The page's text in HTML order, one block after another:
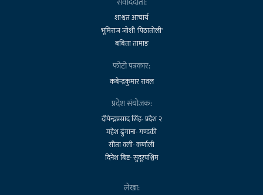
शाश्वत आचार्य
भूमिराज जोशी 'पिठातोली'
बबिता तामाङ
फोटो पत्रकार:
कबेन्द्रकुमार रावल
प्रदेश संयोजक:
दीपेन्द्रप्रसाद सिंह- प्रदेश २
महेश ढुंगाना- गण्डकी
सीता वली- कर्णाली
दिनेश बिष्ट- सुदूरपश्चिम
लेखा: